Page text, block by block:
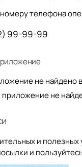
телефона
99-99-99
не найдено
приложение не
и полезных
и